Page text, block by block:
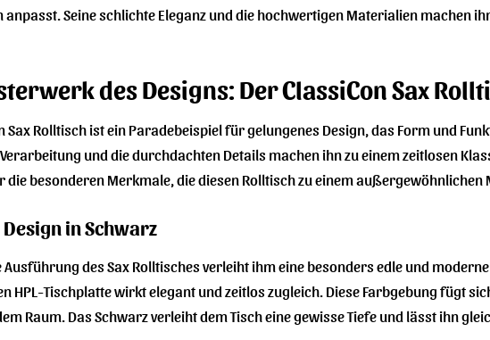
Seine schlichte Eleganz und die hochwertigen Materialien machen
des Designs: Der ClassiCon Sax
Sax Rolltisch ist ein Paradebeispiel für gelungenes Design, das Form und
und die durchdachten Details machen ihn zu einem zeitlosen
die besonderen Merkmale, die diesen Rolltisch zu einem außergewöhnlichen
Design in Schwarz
Ausführung des Sax Rolltisches verleiht ihm eine besonders edle und
HPL-Tischplatte wirkt elegant und zeitlos zugleich. Diese Farbgebung fügt
Raum. Das Schwarz verleiht dem Tisch eine gewisse Tiefe und lässt ihn